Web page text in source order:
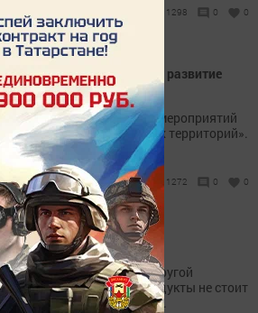
1298 0 0
около 954 млн рублей на развитие
реализация девяти мероприятий
развитие сельских территорий».
1272 0 0
есть натощак
я встретилась с подругой
мне о том, какие продукты не стоит
некоторые вас удивят.